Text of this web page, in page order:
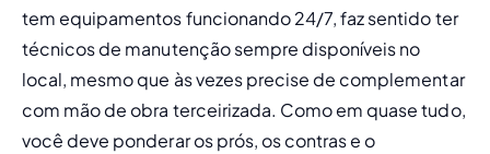
tem equipamentos funcionando 24/7, faz sentido ter
técnicos de manutenção sempre disponíveis no
local, mesmo que às vezes precise de complementar
com mão de obra terceirizada. Como em quase tudo,
você deve ponderar os prós, os contras e o